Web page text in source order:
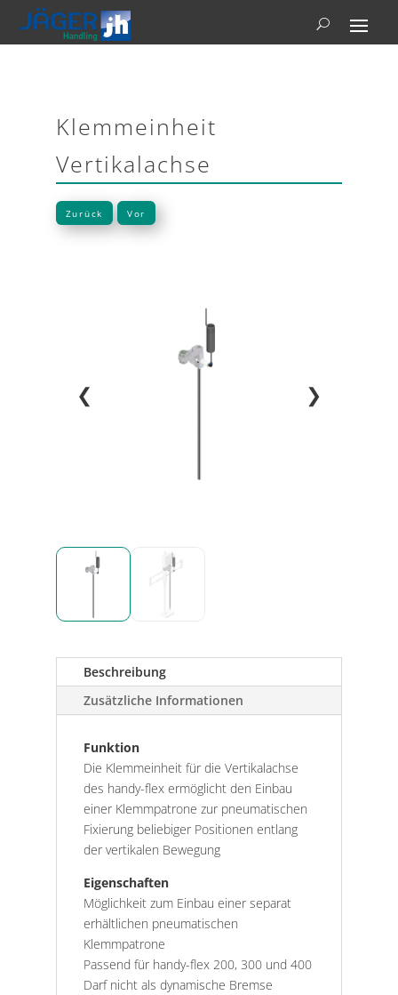
Klemmeinheit
Vertikalachse
Zurück Vor
❮ ❯
Beschreibung
Zusätzliche Informationen
Funktion
Die Klemmeinheit für die Vertikalachse
des handy-flex ermöglicht den Einbau
einer Klemmpatrone zur pneumatischen
Fixierung beliebiger Positionen entlang
der vertikalen Bewegung
Eigenschaften
Möglichkeit zum Einbau einer separat
erhältlichen pneumatischen
Klemmpatrone
Passend für handy-flex 200, 300 und 400
Darf nicht als dynamische Bremse